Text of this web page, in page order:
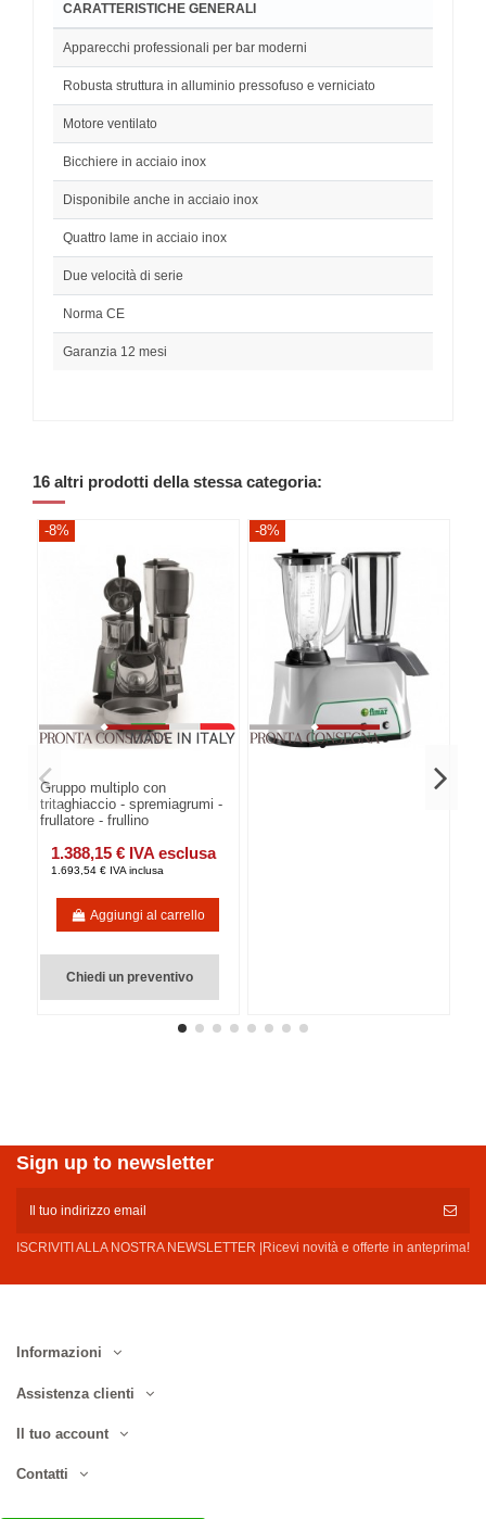
CARATTERISTICHE GENERALI
Apparecchi professionali per bar moderni
Robusta struttura in alluminio pressofuso e verniciato
Motore ventilato
Bicchiere in acciaio inox
Disponibile anche in acciaio inox
Quattro lame in acciaio inox
Due velocità di serie
Norma CE
Garanzia 12 mesi
16 altri prodotti della stessa categoria:
-8%
Gruppo multiplo con
tritaghiaccio - spremiagrumi -
frullatore - frullino
1.388,15 € IVA esclusa
1.693,54 € IVA inclusa
Aggiungi al carrello
Chiedi un preventivo
-8%
Sign up to newsletter
ISCRIVITI ALLA NOSTRA NEWSLETTER |Ricevi novità e offerte in anteprima!
Informazioni
Assistenza clienti
Il tuo account
Contatti